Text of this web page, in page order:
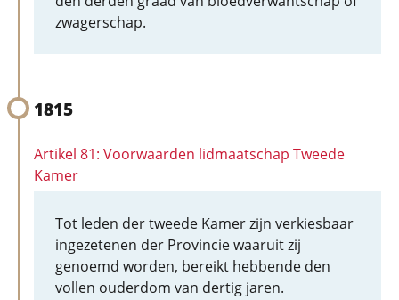
zwagerschap.
1815
Artikel 81: Voorwaarden lidmaatschap Tweede
Kamer
Tot leden der tweede Kamer zijn verkiesbaar
ingezetenen der Provincie waaruit zij
genoemd worden, bereikt hebbende den
vollen ouderdom van dertig jaren.